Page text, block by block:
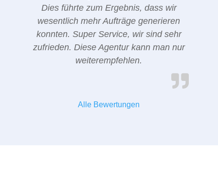
Dies führte zum Ergebnis, dass wir
wesentlich mehr Aufträge generieren
konnten. Super Service, wir sind sehr
zufrieden. Diese Agentur kann man nur
weiterempfehlen.
Alle Bewertungen